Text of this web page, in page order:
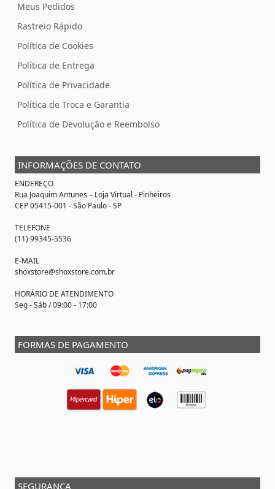
Meus Pedidos
Rastreio Rápido
Política de Cookies
Política de Entrega
Política de Privacidade
Política de Troca e Garantia
Política de Devolução e Reembolso
INFORMAÇÕES DE CONTATO
ENDEREÇO
Rua Joaquim Antunes – Loja Virtual - Pinheiros
CEP 05415-001 - São Paulo - SP
TELEFONE
(11) 99345-5536
E-MAIL
shoxstore@shoxstore.com.br
HORÁRIO DE ATENDIMENTO
Seg - Sáb / 09:00 - 17:00
FORMAS DE PAGAMENTO
SEGURANÇA